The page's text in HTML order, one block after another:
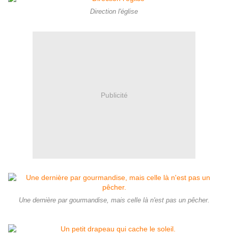
Direction l'église
Publicité
Une dernière par gourmandise, mais celle là n'est pas un pêcher.